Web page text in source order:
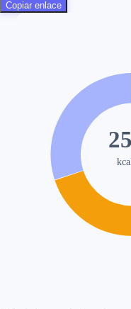
Copiar enlace